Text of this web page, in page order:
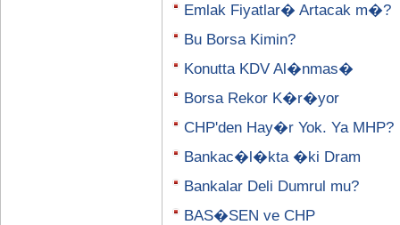
Emlak Fiyatlar� Artacak m�?
Bu Borsa Kimin?
Konutta KDV Al�nmas�
Borsa Rekor K�r�yor
CHP'den Hay�r Yok. Ya MHP?
Bankac�l�kta �ki Dram
Bankalar Deli Dumrul mu?
BAS�SEN ve CHP